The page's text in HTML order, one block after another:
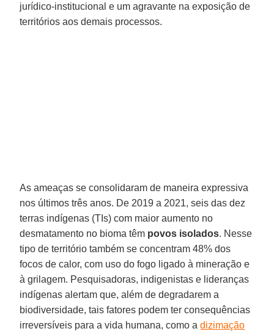
jurídico-institucional e um agravante na exposição de
territórios aos demais processos.
As ameaças se consolidaram de maneira expressiva
nos últimos três anos. De 2019 a 2021, seis das dez
terras indígenas (TIs) com maior aumento no
desmatamento no bioma têm povos isolados. Nesse
tipo de território também se concentram 48% dos
focos de calor, com uso do fogo ligado à mineração e
à grilagem. Pesquisadoras, indigenistas e lideranças
indígenas alertam que, além de degradarem a
biodiversidade, tais fatores podem ter consequências
irreversíveis para a vida humana, como adizimação